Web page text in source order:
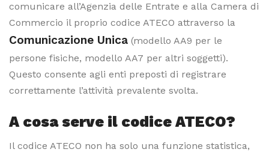
comunicare all’Agenzia delle Entrate e alla Camera di
Commercio il proprio codice ATECO attraverso la
Comunicazione Unica (modello AA9 per le
persone fisiche, modello AA7 per altri soggetti).
Questo consente agli enti preposti di registrare
correttamente l’attività prevalente svolta.
A cosa serve il codice ATECO?
Il codice ATECO non ha solo una funzione statistica,